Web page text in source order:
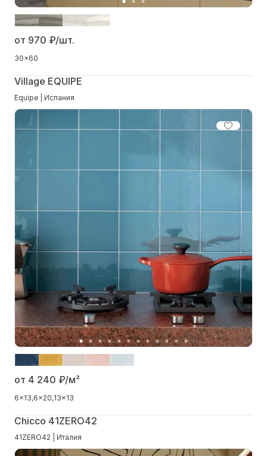
от 970 ₽/шт.
30x60
Village EQUIPE
Equipe | Испания
от 4 240 ₽/м²
6x13 6x20 13x13
Chicco 41ZERO42
41ZERO42 | Италия